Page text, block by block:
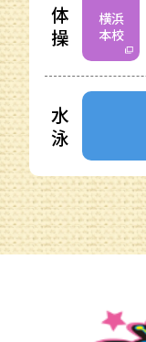
体
操
横浜
本校
水
泳